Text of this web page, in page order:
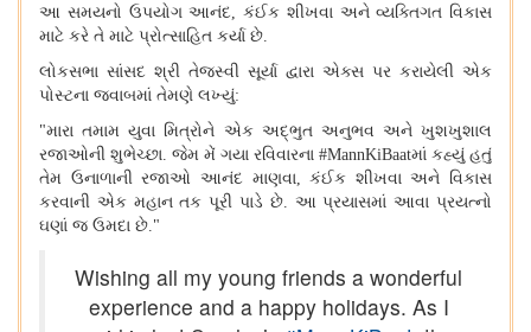
આ સમયનો ઉપયોગ આનંદ, કંઈક શીખવા અને વ્યક્તિગત વિકાસ
માટે કરે તે માટે પ્રોત્સાહિત કર્યા છે.
લોકસભા સાંસદ શ્રી તેજસ્વી સૂર્યા દ્વારા એક્સ પર કરાયેલી એક
પોસ્ટના જવાબમાં તેમણે લખ્યું:
"મારા તમામ યુવા મિત્રોને એક અદ્ભુત અનુભવ અને ખુશખુશાલ
રજાઓની શુભેચ્છા. જેમ મેં ગયા રવિવારના #MannKiBaatમાં કહ્યું હતું
તેમ ઉનાળાની રજાઓ આનંદ માણવા, કંઈક શીખવા અને વિકાસ
કરવાની એક મહાન તક પૂરી પાડે છે. આ પ્રયાસમાં આવા પ્રયત્નો
ઘણાં જ ઉમદા છે."
Wishing all my young friends a wonderful
experience and a happy holidays. As I